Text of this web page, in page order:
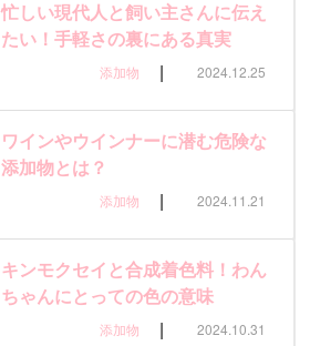
忙しい現代人と飼い主さんに伝え
たい！手軽さの裏にある真実
添加物 | 2024.12.25
ワインやウインナーに潜む危険な
添加物とは？
添加物 | 2024.11.21
キンモクセイと合成着色料！わん
ちゃんにとっての色の意味
添加物 | 2024.10.31